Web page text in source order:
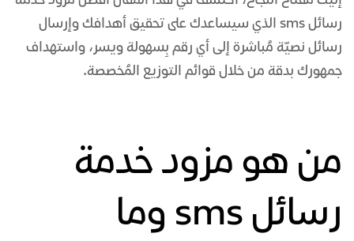
رسائل sms
الذي سيساعدك على تحقيق أهدافك وإرسال
رسائل نصيّة مُباشرة إلى أي رقم بِسهولة ويسر، واستهداف
جمهورك بدقة من خلال قوائم التوزيع المُخصصة.
من هو مزود خدمة
رسائل sms وما